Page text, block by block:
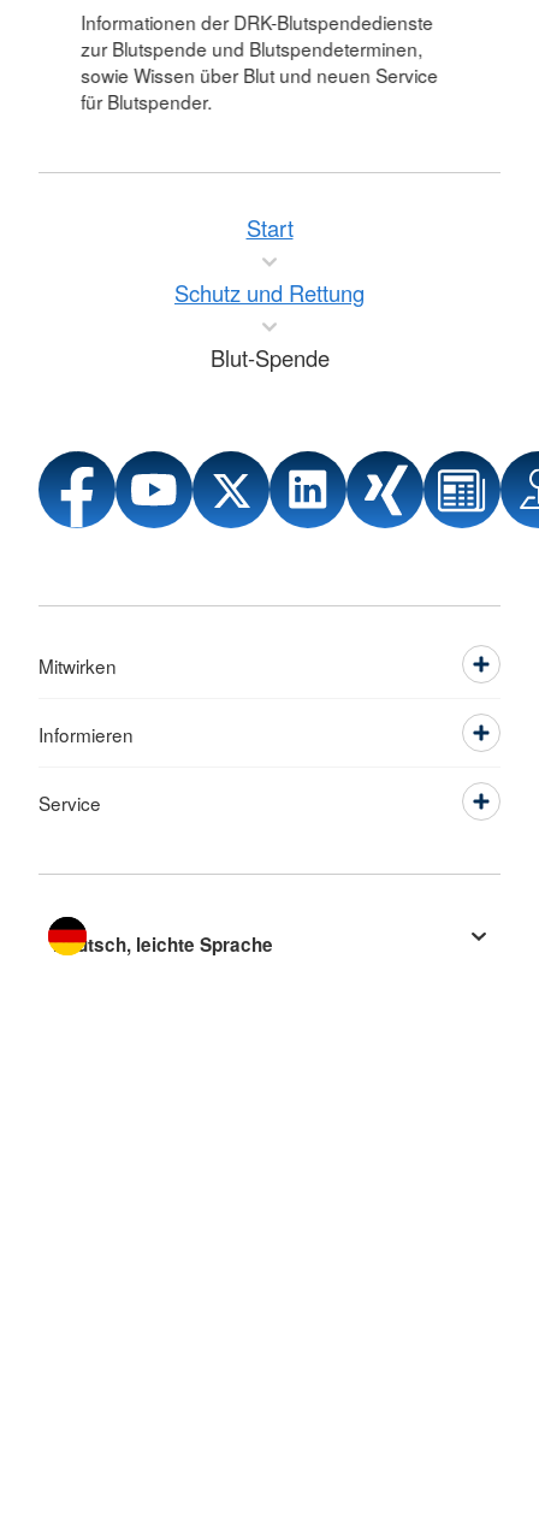
Informationen der DRK-Blutspendedienste
zur Blutspende und Blutspendeterminen,
sowie Wissen über Blut und neuen Service
für Blutspender.
Start
Schutz und Rettung
Blut-Spende
Mitwirken
Informieren
Service
Sprache wechseln zu